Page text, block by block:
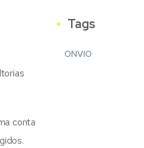
conta
Tags
ONVIO